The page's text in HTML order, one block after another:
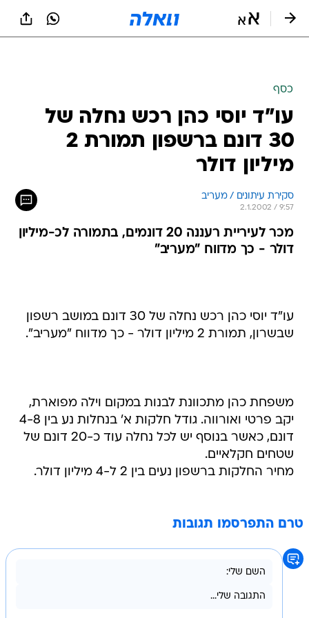
כסף
עו"ד יוסי כהן רכש נחלה של
30 דונם ברשפון תמורת 2
מיליון דולר
סקירת עיתונים / מעריב
2.1.2002 / 9:57
מכר לעיריית רעננה 20 דונמים, בתמורה לכ-מיליון
דולר - כך מדווח "מעריב"
עו"ד יוסי כהן רכש נחלה של 30 דונם במושב רשפון
שבשרון, תמורת 2 מיליון דולר - כך מדווח "מעריב".
משפחת כהן מתכוונת לבנות במקום וילה מפוארת,
יקב פרטי ואורווה. גודל חלקות א' בנחלות נע בין 4-8
דונם, כאשר בנוסף יש לכל נחלה עוד כ-20 דונם של
שטחים חקלאיים.
מחיר החלקות ברשפון נעים בין 2 ל-4 מיליון דולר.
טרם התפרסמו תגובות